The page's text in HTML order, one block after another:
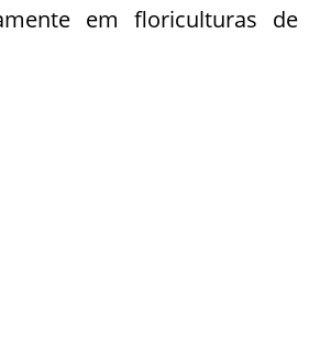
em floriculturas de